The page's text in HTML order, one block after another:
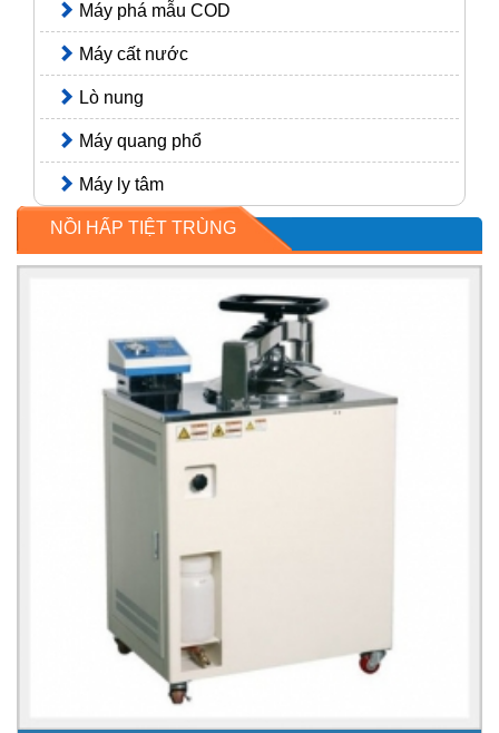
Máy phá mẫu COD
Máy cất nước
Lò nung
Máy quang phổ
Máy ly tâm
NỒI HẤP TIỆT TRÙNG